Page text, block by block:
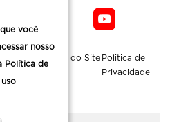
Mapa do Site Politica de
Privacidade
você
nosso
Política de